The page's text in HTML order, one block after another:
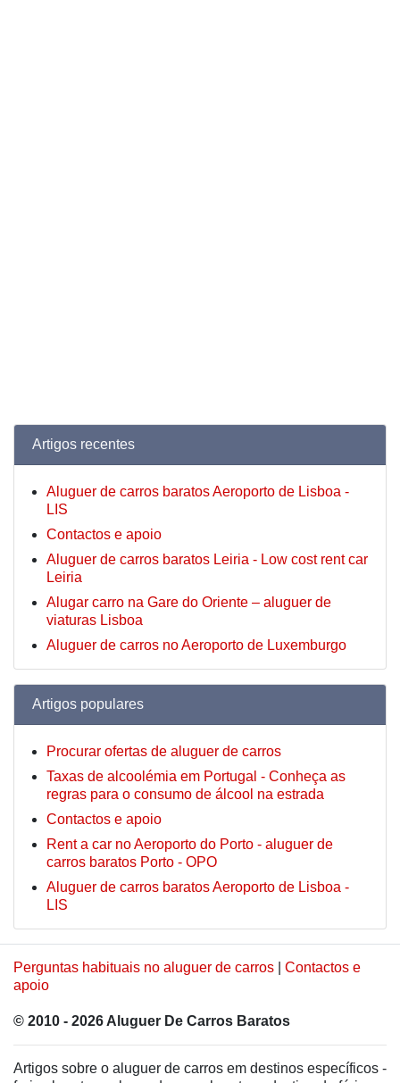
Artigos recentes
Aluguer de carros baratos Aeroporto de Lisboa -
LIS
Contactos e apoio
Aluguer de carros baratos Leiria - Low cost rent car
Leiria
Alugar carro na Gare do Oriente – aluguer de
viaturas Lisboa
Aluguer de carros no Aeroporto de Luxemburgo
Artigos populares
Procurar ofertas de aluguer de carros
Taxas de alcoolémia em Portugal - Conheça as
regras para o consumo de álcool na estrada
Contactos e apoio
Rent a car no Aeroporto do Porto - aluguer de
carros baratos Porto - OPO
Aluguer de carros baratos Aeroporto de Lisboa -
LIS
Perguntas habituais no aluguer de carros
Contactos e
apoio
© 2010 - 2026 Aluguer De Carros Baratos
Artigos sobre o aluguer de carros em destinos específicos -